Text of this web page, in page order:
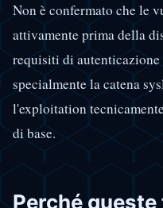
Non è confermato che le
attivamente prima della
requisiti di
specialmente la catena
l'exploitation
di base.
Perché